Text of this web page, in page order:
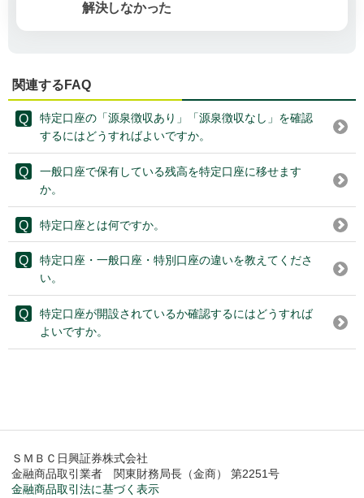
解決しなかった
関連するFAQ
特定口座の「源泉徴収あり」「源泉徴収なし」を確認
するにはどうすればよいですか。
一般口座で保有している残高を特定口座に移せます
か。
特定口座とは何ですか。
特定口座・一般口座・特別口座の違いを教えてくださ
い。
特定口座が開設されているか確認するにはどうすれば
よいですか。
ＳＭＢＣ日興証券株式会社
金融商品取引業者 関東財務局長（金商） 第2251号
金融商品取引法に基づく表示